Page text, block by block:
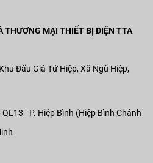
THƯƠNG MẠI THIẾT BỊ ĐIỆN TTA
Đấu Giá Tứ Hiệp, Xã Ngũ Hiệp,
- P. Hiệp Bình (Hiệp Bình Chánh